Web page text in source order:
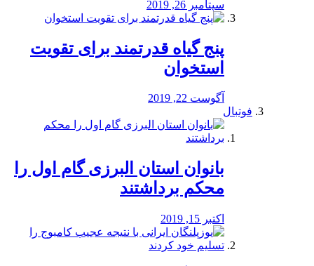
سپتامبر 26, 2019
پنج گیاه قدرتمند برای تقویت
استخوان
آگوست 22, 2019
فوتبال
بانوان استان البرزی گام اول را
محكم برداشتند
اکتبر 15, 2019